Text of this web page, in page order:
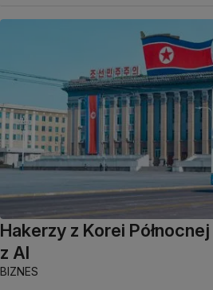
Hakerzy z Korei
z AI
BIZNES